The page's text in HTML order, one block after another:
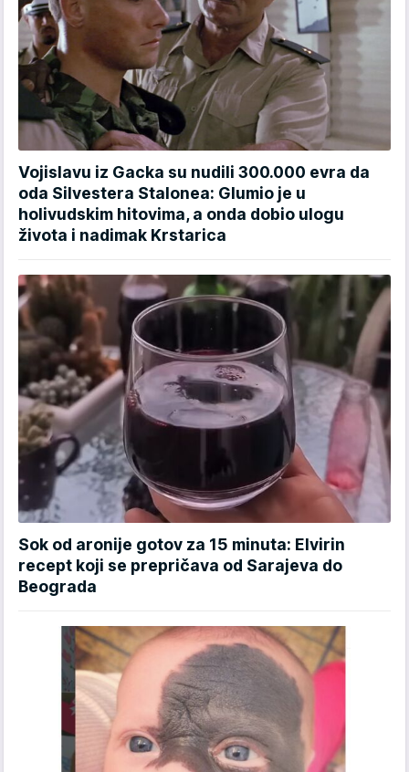
Vojislavu iz Gacka su nudili 300.000 evra da
oda Silvestera Stalonea: Glumio je u
holivudskim hitovima, a onda dobio ulogu
života i nadimak Krstarica
Sok od aronije gotov za 15 minuta: Elvirin
recept koji se prepričava od Sarajeva do
Beograda